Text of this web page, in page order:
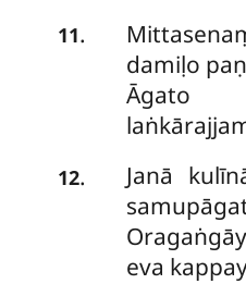
11.
damiḷo
Āgato
12.
Janā
eva